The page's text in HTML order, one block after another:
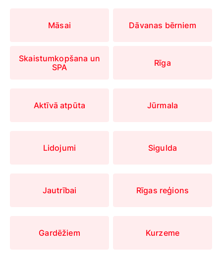
Māsai Dāvanas bērniem
Skaistumkopšana un
SPA
Aktīvā atpūta
Lidojumi
Jautrībai
Gardēžiem
Rīga
Jūrmala
Sigulda
Rīgas reģions
Kurzeme